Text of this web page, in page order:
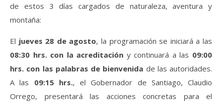
de estos 3 días cargados de naturaleza, aventura y
montaña:
El jueves 28 de agosto, la programación se iniciará a las
08:30 hrs. con la acreditación y continuará a las 09:00
hrs. con las palabras de bienvenida de las autoridades.
A las 09:15 hrs., el Gobernador de Santiago, Claudio
Orrego, presentará las acciones concretas para el